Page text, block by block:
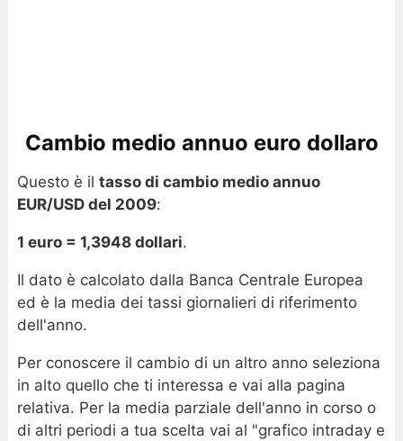
Cambio medio annuo euro dollaro
Questo è il tasso di cambio medio annuo
EUR/USD del 2009:
1 euro = 1,3948 dollari.
Il dato è calcolato dalla Banca Centrale Europea
ed è la media dei tassi giornalieri di riferimento
dell'anno.
Per conoscere il cambio di un altro anno seleziona
in alto quello che ti interessa e vai alla pagina
relativa. Per la media parziale dell'anno in corso o
di altri periodi a tua scelta vai al "grafico intraday e